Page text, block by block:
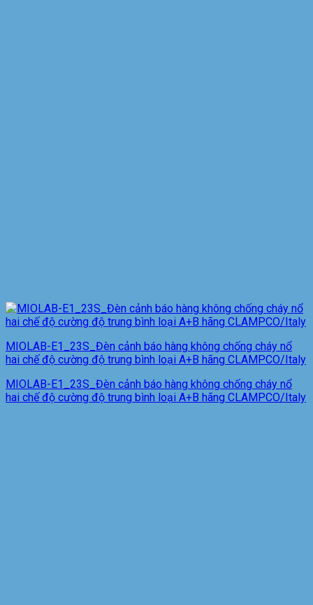
MIOLAB-E1_23S_Đèn cảnh báo hàng không chống cháy nổ
hai chế độ cường độ trung bình loại A+B hãng CLAMPCO/Italy
MIOLAB-E1_23S_Đèn cảnh báo hàng không chống cháy nổ
hai chế độ cường độ trung bình loại A+B hãng CLAMPCO/Italy